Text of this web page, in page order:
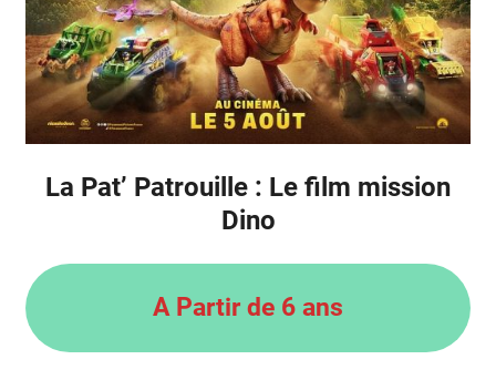
La Pat’ Patrouille : Le film mission
Dino
A Partir de 6 ans